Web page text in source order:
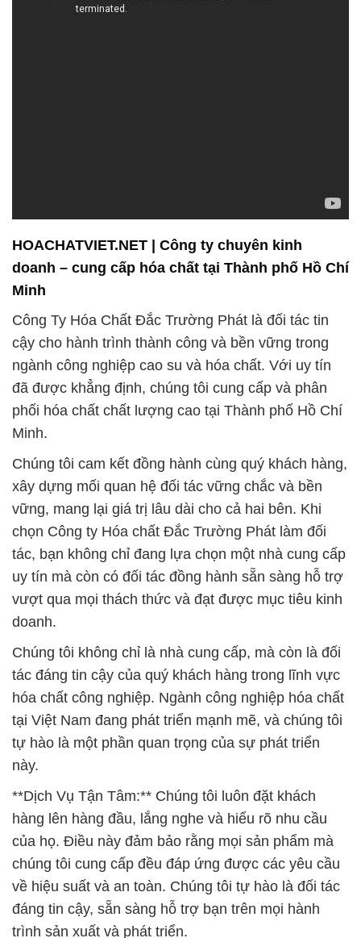
HOACHATVIET.NET | Công ty chuyên kinh
doanh – cung cấp hóa chất tại Thành phố Hồ Chí
Minh
Công Ty Hóa Chất Đắc Trường Phát là đối tác tin
cậy cho hành trình thành công và bền vững trong
ngành công nghiệp cao su và hóa chất. Với uy tín
đã được khẳng định, chúng tôi cung cấp và phân
phối hóa chất chất lượng cao tại Thành phố Hồ Chí
Minh.
Chúng tôi cam kết đồng hành cùng quý khách hàng,
xây dựng mối quan hệ đối tác vững chắc và bền
vững, mang lại giá trị lâu dài cho cả hai bên. Khi
chọn Công ty Hóa chất Đắc Trường Phát làm đối
tác, bạn không chỉ đang lựa chọn một nhà cung cấp
uy tín mà còn có đối tác đồng hành sẵn sàng hỗ trợ
vượt qua mọi thách thức và đạt được mục tiêu kinh
doanh.
Chúng tôi không chỉ là nhà cung cấp, mà còn là đối
tác đáng tin cậy của quý khách hàng trong lĩnh vực
hóa chất công nghiệp. Ngành công nghiệp hóa chất
tại Việt Nam đang phát triển mạnh mẽ, và chúng tôi
tự hào là một phần quan trọng của sự phát triển
này.
**Dịch Vụ Tận Tâm:** Chúng tôi luôn đặt khách
hàng lên hàng đầu, lắng nghe và hiểu rõ nhu cầu
của họ. Điều này đảm bảo rằng mọi sản phẩm mà
chúng tôi cung cấp đều đáp ứng được các yêu cầu
về hiệu suất và an toàn. Chúng tôi tự hào là đối tác
đáng tin cậy, sẵn sàng hỗ trợ bạn trên mọi hành
trình sản xuất và phát triển.